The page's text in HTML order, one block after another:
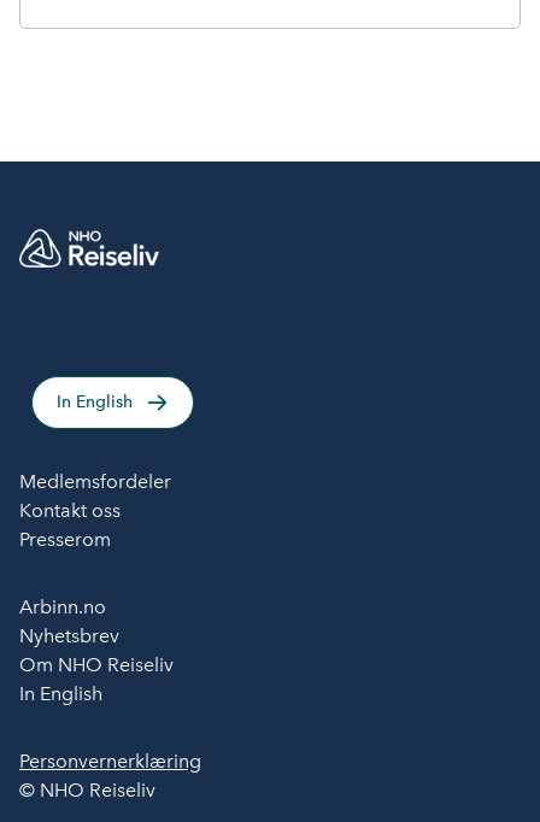
In English
Medlemsfordeler
Kontakt oss
Presserom
Arbinn.no
Nyhetsbrev
Om NHO Reiseliv
In English
Personvernerklæring
© NHO Reiseliv